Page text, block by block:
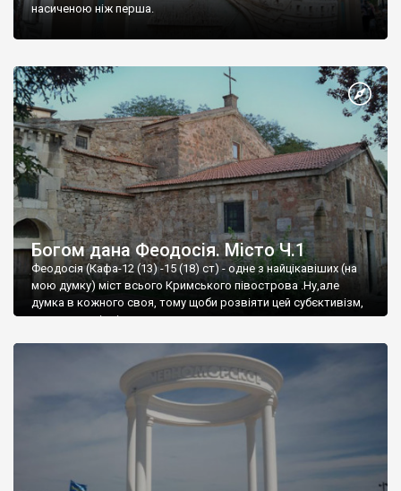
насиченою ніж перша.
Богом дана Феодосія. Місто Ч.1
Феодосія (Кафа-12 (13) -15 (18) ст) - одне з найцікавіших (на
мою думку) міст всього Кримського півострова .Ну,але
думка в кожного своя, тому щоби розвіяти цей субєктивізм,
запрошую відвідати це